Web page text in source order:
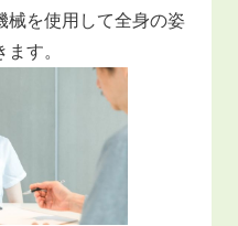
械を使用して全身の姿
す。